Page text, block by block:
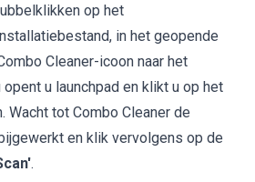
op het
in het geopende
Cleaner-icoon naar het
u launchpad en klikt u op het
Wacht tot Combo Cleaner de
en klik vervolgens op de
.